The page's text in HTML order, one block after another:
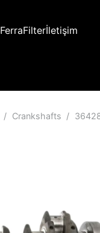
FerraFilterİletişim
/ Crankshafts /